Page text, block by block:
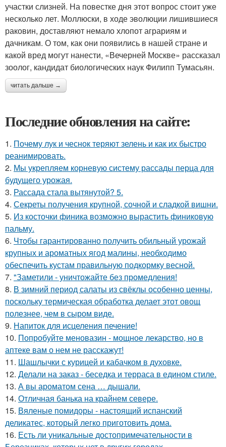
участки слизней. На повестке дня этот вопрос стоит уже
несколько лет. Моллюски, в ходе эволюции лишившиеся
раковин, доставляют немало хлопот аграриям и
дачникам. О том, как они появились в нашей стране и
какой вред могут нанести, «Вечерней Москве» рассказал
зоолог, кандидат биологических наук Филипп Тумасьян.
читать дальше →
Последние обновления на сайте:
1. Почему лук и чеснок теряют зелень и как их быстро
реанимировать.
2. Мы укрепляем корневую систему рассады перца для
будущего урожая.
3. Рассада стала вытянутой? 5.
4. Секреты получения крупной, сочной и сладкой вишни.
5. Из косточки финика возможно вырастить финиковую
пальму.
6. Чтобы гарантированно получить обильный урожай
крупных и ароматных ягод малины, необходимо
обеспечить кустам правильную подкормку весной.
7. "Заметили - уничтожайте без промедления!
8. В зимний период салаты из свёклы особенно ценны,
поскольку термическая обработка делает этот овощ
полезнее, чем в сыром виде.
9. Напиток для исцеления печение!
10. Попробуйте меновазин - мощное лекарство, но в
аптеке вам о нем не расскажут!
11. Шашлычки с курицей и кабачком в духовке.
12. Делали на заказ - беседка и терраса в едином стиле.
13. А вы ароматом сена … дышали.
14. Отличная банька на крайнем севере.
15. Вяленые помидоры - настоящий испанский
деликатес, который легко приготовить дома.
16. Есть ли уникальные достопримечательности в